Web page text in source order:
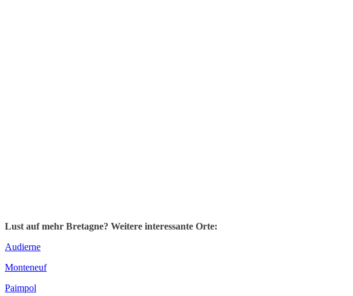
Lust auf mehr Bretagne? Weitere interessante Orte:
Audierne
Monteneuf
Paimpol